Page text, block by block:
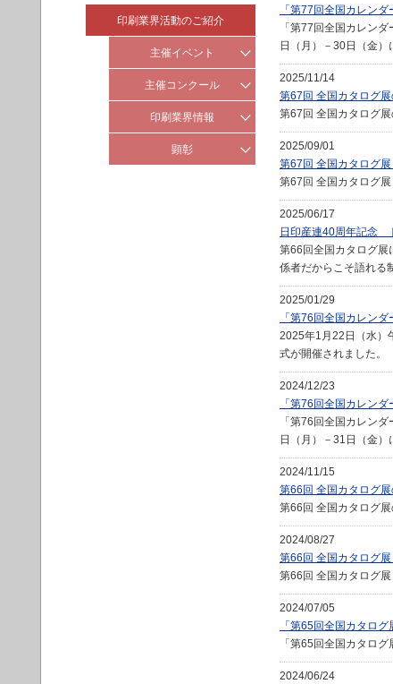
古紙リサイクル
印刷業界活動のご紹介
主催イベント
印刷の月
新年交歓会
主催コンクール
造本装幀コンクール
ジャパン パッケージング コ
印刷業界情報
印刷産業の社会・地域貢献
顕彰
「第77回全国カレン
「第77回全国カレン
日（月）－30日（金）
2025/11/14
第67回 全国カタログ
第67回 全国カタログ展
2025/09/01
第67回 全国カタログ
第67回 全国カタログ
2025/06/17
日印産連40周年記念
第66回全国カタログ展
係者だからこそ語れる
2025/01/29
「第76回全国カレン
2025年1月22日（水）
式が開催されました。
2024/12/23
「第76回全国カレン
「第76回全国カレン
日（月）－31日（金）
2024/11/15
第66回 全国カタログ
第66回 全国カタログ展
2024/08/27
第66回 全国カタログ
第66回 全国カタログ
2024/07/05
「第65回全国カタロ
「第65回全国カタロ
2024/06/24